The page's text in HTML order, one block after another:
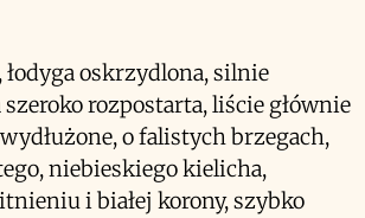
oskrzydlona, silnie
rozpostarta, liście głównie
o falistych brzegach,
niebieskiego kielicha,
i białej korony, szybko